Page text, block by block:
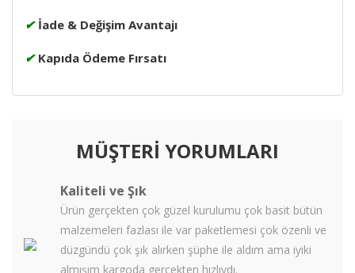
✔ İade & Değişim Avantajı
✔ Kapıda Ödeme Fırsatı
MÜŞTERİ YORUMLARI
Kaliteli ve Şık
Ürün gerçekten çok güzel kurulumu çok basit bütün
malzemeleri fazlası ile var paketlemesi çok özenli ve
düzgündü çok şık alırken şüphe ile aldım ama iyiki
almışım kargoda gerçekten hızlıydı.